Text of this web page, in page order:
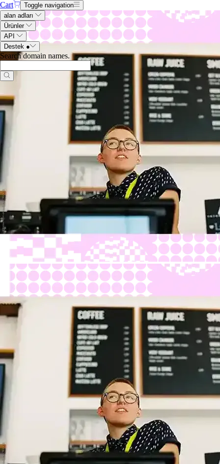
Cart
Toggle navigation
alan adları
Ürünler
API
Destek ●
Search domain names.